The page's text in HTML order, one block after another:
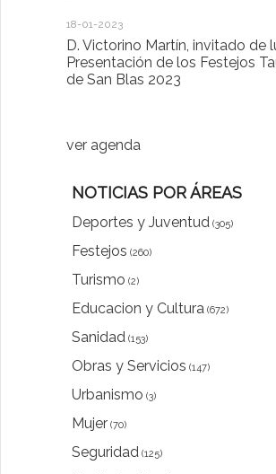
18-01-2023
D. Victorino Martín, invitado de
Presentación de los Festejos
de San Blas 2023
ver agenda
NOTICIAS POR ÁREAS
Deportes y Juventud (305)
Festejos (260)
Turismo (2)
Educacion y Cultura (672)
Sanidad (153)
Obras y Servicios (147)
Urbanismo (3)
Mujer (70)
Seguridad (125)